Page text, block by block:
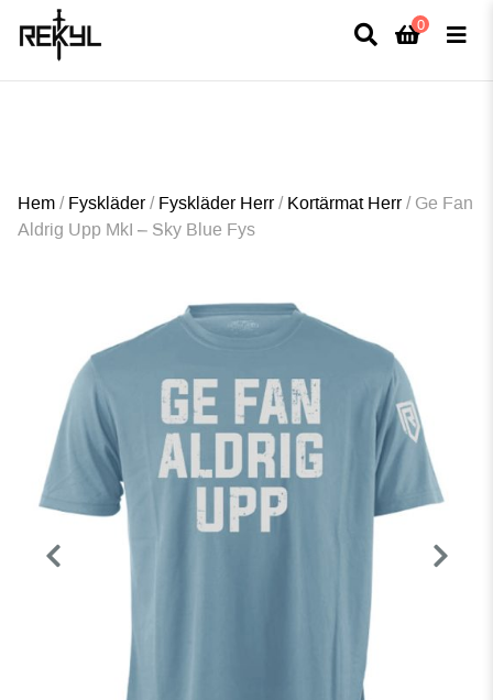
FULLT TRYCK I LEDNINGAR- MEDFÖR LÄNGRE LEVERANSTID - FRI FRAKT
0
Hem/ Fyskläder/ Fyskläder Herr/ Kortärmat Herr/Ge Fan
Aldrig Upp MkI – Sky Blue Fys